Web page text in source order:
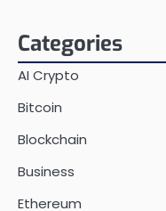
Categories
AI Crypto
Bitcoin
Blockchain
Business
Ethereum